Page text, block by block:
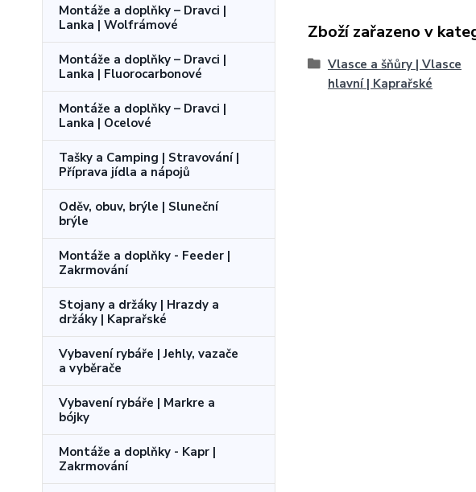
Montáže a doplňky – Dravci |
Lanka | Wolfrámové
Montáže a doplňky – Dravci |
Lanka | Fluorocarbonové
Montáže a doplňky – Dravci |
Lanka | Ocelové
Tašky a Camping | Stravování |
Příprava jídla a nápojů
Oděv, obuv, brýle | Sluneční
brýle
Montáže a doplňky - Feeder |
Zakrmování
Stojany a držáky | Hrazdy a
držáky | Kaprařské
Vybavení rybáře | Jehly, vazače
a vyběrače
Vybavení rybáře | Markre a
bójky
Montáže a doplňky - Kapr |
Zakrmování
Zboží zařazeno v
Vlasce a šňůry | Vlasce
hlavní | Kaprařské